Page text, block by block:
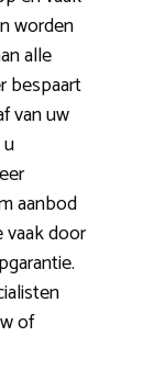
worden
alle
bespaart
van uw
aanbod
door
of